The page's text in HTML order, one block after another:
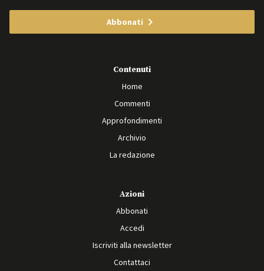
Abbonati
Contenuti
Home
Commenti
Approfondimenti
Archivio
La redazione
Azioni
Abbonati
Accedi
Iscriviti alla newsletter
Contattaci